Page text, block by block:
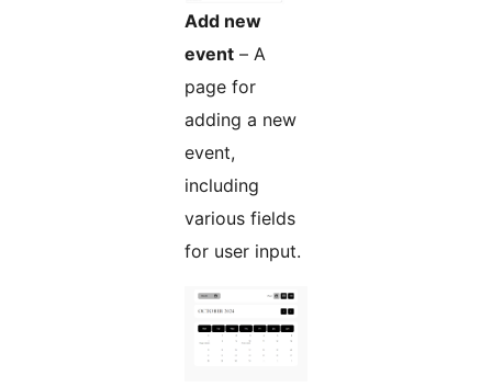
Add new
event – A
page for
adding a new
event,
including
various fields
for user input.